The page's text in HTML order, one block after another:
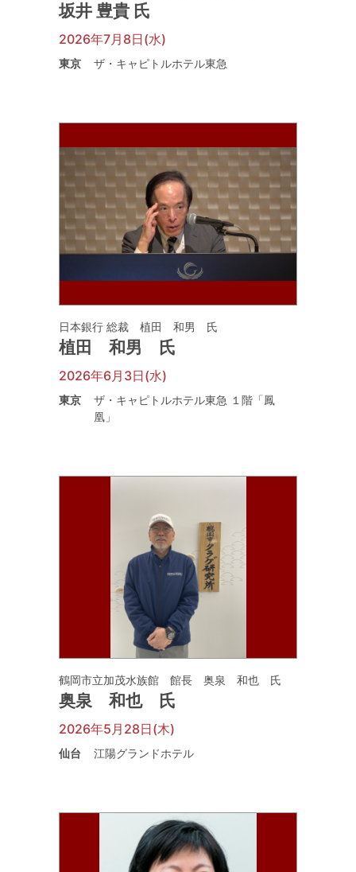
坂井 豊貴 氏
2026年7月8日(水)
東京 ザ・キャピトルホテル東急
日本銀行 総裁 植田 和男 氏
植田 和男 氏
2026年6月3日(水)
東京
ザ・キャピトルホテル東急 １階「鳳
凰」
鶴岡市立加茂水族館 館長 奥泉 和也 氏
奥泉 和也 氏
2026年5月28日(木)
仙台 江陽グランドホテル